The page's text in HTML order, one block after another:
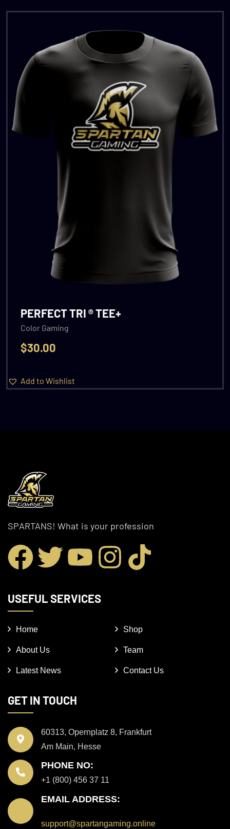
PERFECT TRI ® TEE+
Color Gaming
$30.00
Add to Wishlist
SPARTANS! What is your profession
USEFUL SERVICES
Home Shop
About Us Team
Latest News Contact Us
GET IN TOUCH
60313, Opernplatz 8, Frankfurt
Am Main, Hesse
PHONE NO:
+1 (800) 456 37 11
EMAIL ADDRESS:
support@spartangaming.online